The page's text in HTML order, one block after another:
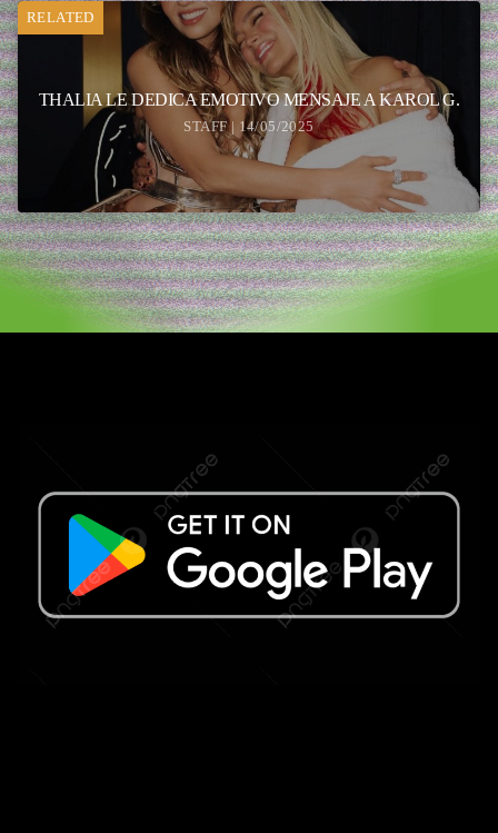
RELATED
THALIA LE DEDICA EMOTIVO MENSAJE A KAROL G.
STAFF | 14/05/2025